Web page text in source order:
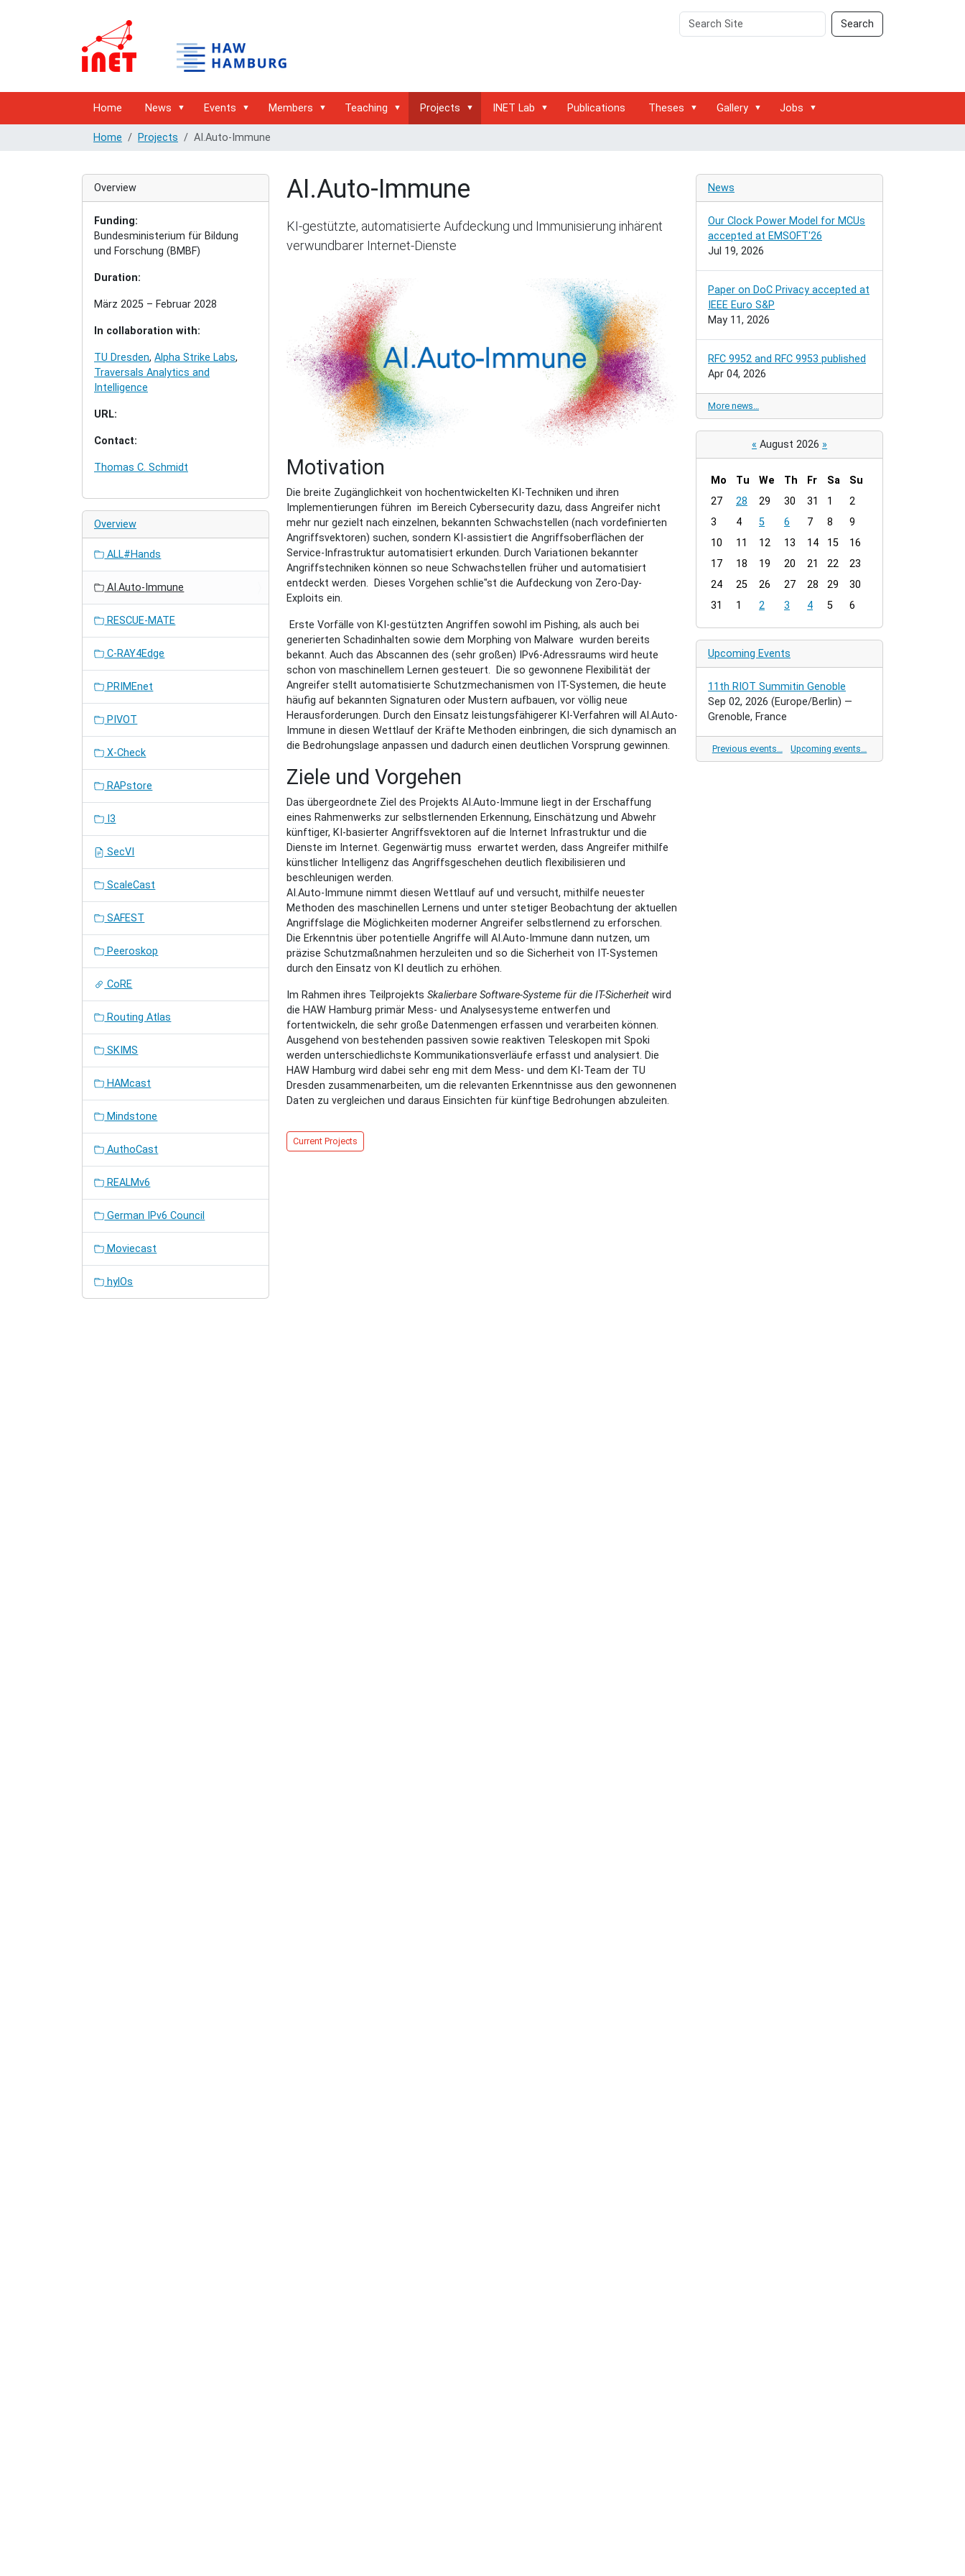
Search
Site
Search
Advanced
Search…
Home News Events Members Teaching Projects INET Lab Publications Theses Gallery Jobs
Home Projects AI.Auto-Immune
AI.Auto-Immune
KI-gestützte, automatisierte Aufdeckung und Immunisierung inhärent
verwundbarer Internet-Dienste
Motivation
Die breite Zugänglichkeit von hochentwickelten KI-Techniken und ihren
Implementierungen führen im Bereich Cybersecurity dazu, dass Angreifer nicht
mehr nur gezielt nach einzelnen, bekannten Schwachstellen (nach vordefinierten
Angriffsvektoren) suchen, sondern KI-assistiert die Angriffsoberflächen der
Service-Infrastruktur automatisiert erkunden. Durch Variationen bekannter
Angriffstechniken können so neue Schwachstellen früher und automatisiert
entdeckt werden. Dieses Vorgehen schlie"st die Aufdeckung von Zero-Day-
Exploits ein.
Erste Vorfälle von KI-gestützten Angriffen sowohl im Pishing, als auch bei
generierten Schadinhalten sowie dem Morphing von Malware wurden bereits
bekannt. Auch das Abscannen des (sehr großen) IPv6-Adressraums wird heute
schon von maschinellem Lernen gesteuert. Die so gewonnene Flexibilität der
Angreifer stellt automatisierte Schutzmechanismen von IT-Systemen, die heute
häufig auf bekannten Signaturen oder Mustern aufbauen, vor völlig neue
Herausforderungen. Durch den Einsatz leistungsfähigerer KI-Verfahren will AI.Auto-
Immune in diesen Wettlauf der Kräfte Methoden einbringen, die sich dynamisch an
die Bedrohungslage anpassen und dadurch einen deutlichen Vorsprung gewinnen.
Ziele und Vorgehen
Das übergeordnete Ziel des Projekts AI.Auto-Immune liegt in der Erschaffung
eines Rahmenwerks zur selbstlernenden Erkennung, Einschätzung und Abwehr
künftiger, KI-basierter Angriffsvektoren auf die Internet Infrastruktur und die
Dienste im Internet. Gegenwärtig muss erwartet werden, dass Angreifer mithilfe
künstlicher Intelligenz das Angriffsgeschehen deutlich flexibilisieren und
beschleunigen werden.
AI.Auto-Immune nimmt diesen Wettlauf auf und versucht, mithilfe neuester
Methoden des maschinellen Lernens und unter stetiger Beobachtung der aktuellen
Angriffslage die Möglichkeiten moderner Angreifer selbstlernend zu erforschen.
Die Erkenntnis über potentielle Angriffe will AI.Auto-Immune dann nutzen, um
präzise Schutzmaßnahmen herzuleiten und so die Sicherheit von IT-Systemen
durch den Einsatz von KI deutlich zu erhöhen.
Im Rahmen ihres Teilprojekts Skalierbare Software-Systeme für die IT-Sicherheit wird
die HAW Hamburg primär Mess- und Analysesysteme entwerfen und
fortentwickeln, die sehr große Datenmengen erfassen und verarbeiten können.
Ausgehend von bestehenden passiven sowie reaktiven Teleskopen mit Spoki
werden unterschiedlichste Kommunikationsverläufe erfasst und analysiert. Die
HAW Hamburg wird dabei sehr eng mit dem Mess- und dem KI-Team der TU
Dresden zusammenarbeiten, um die relevanten Erkenntnisse aus den gewonnenen
Daten zu vergleichen und daraus Einsichten für künftige Bedrohungen abzuleiten.
Current Projects
Overview
Funding:
Bundesministerium für Bildung
und Forschung (BMBF)
Duration:
März 2025 – Februar 2028
In collaboration with:
TU Dresden, Alpha Strike Labs,
Traversals Analytics and
Intelligence
URL:
Contact:
Thomas C. Schmidt
Overview
ALL#Hands
AI.Auto-Immune
RESCUE-MATE
C-RAY4Edge
PRIMEnet
PIVOT
X-Check
RAPstore
I3
SecVI
ScaleCast
SAFEST
Peeroskop
CoRE
Routing Atlas
SKIMS
HAMcast
Mindstone
AuthoCast
REALMv6
German IPv6 Council
Moviecast
hylOs
News
Our Clock Power Model for MCUs
accepted at EMSOFT'26
Jul 19, 2026
Paper on DoC Privacy accepted at
IEEE Euro S&P
May 11, 2026
RFC 9952 and RFC 9953 published
Apr 04, 2026
More news…
« August 2026 »
m
n
h
8
Mo Tu We Th Fr Sa
Su
27
28 29 30 31 1
2
3
4 5 6 7 8
9
10
11 12 13 14 15
16
17
18 19 20 21 22
23
24
25 26 27 28 29
30
31
1 2 3 4 5 6
Upcoming Events
11th RIOT Summitin Genoble
Sep 02, 2026 (Europe/Berlin) —
Grenoble, France
Previous events… Upcoming events…